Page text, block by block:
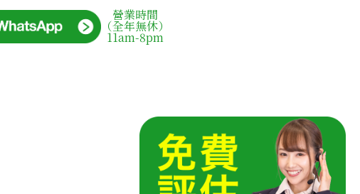
營業時間
（全年無休）
11am-8pm